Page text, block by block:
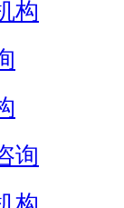
构
询